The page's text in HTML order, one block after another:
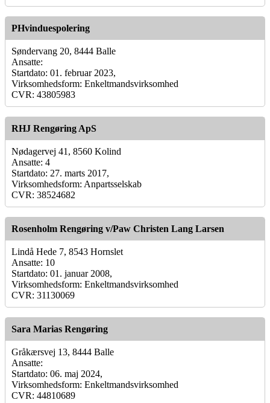
PHvinduespolering
Søndervang 20, 8444 Balle
Ansatte:
Startdato: 01. februar 2023,
Virksomhedsform: Enkeltmandsvirksomhed
CVR: 43805983
RHJ Rengøring ApS
Nødagervej 41, 8560 Kolind
Ansatte: 4
Startdato: 27. marts 2017,
Virksomhedsform: Anpartsselskab
CVR: 38524682
Rosenholm Rengøring v/Paw Christen Lang Larsen
Lindå Hede 7, 8543 Hornslet
Ansatte: 10
Startdato: 01. januar 2008,
Virksomhedsform: Enkeltmandsvirksomhed
CVR: 31130069
Sara Marias Rengøring
Gråkærsvej 13, 8444 Balle
Ansatte:
Startdato: 06. maj 2024,
Virksomhedsform: Enkeltmandsvirksomhed
CVR: 44810689